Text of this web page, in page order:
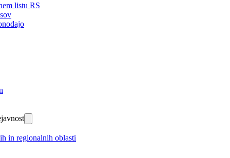
listu RS
in regionalnih oblasti